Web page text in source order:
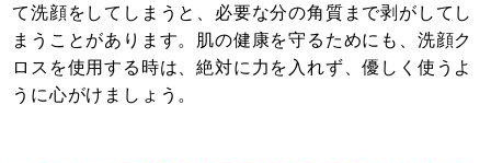
て洗顔をしてしまうと、必要な分の角質まで剥がしてし
まうことがあります。肌の健康を守るためにも、洗顔ク
ロスを使用する時は、絶対に力を入れず、優しく使うよ
うに心がけましょう。